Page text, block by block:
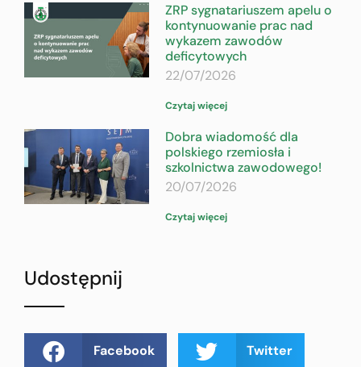
ZRP sygnatariuszem apelu o
kontynuowanie prac nad
wykazem zawodów
deficytowych
22/07/2026
Czytaj więcej
Dobra wiadomość dla
polskiego rzemiosła i
szkolnictwa zawodowego!
20/07/2026
Czytaj więcej
Udostępnij
Facebook Twitter